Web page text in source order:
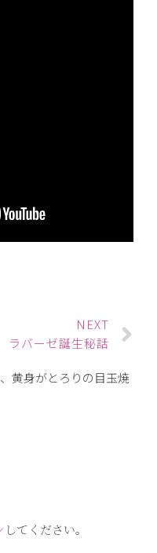
NEXT
ラバーゼ誕生秘話
黄身がとろりの目玉焼
してください。